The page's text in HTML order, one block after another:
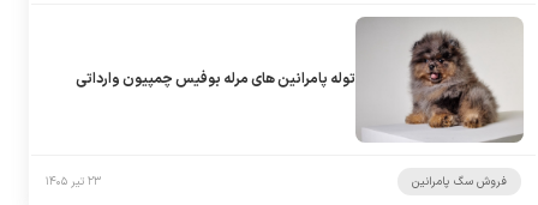
توله پامرانین های مرله بوفیس چمپیون وارداتی
فروش سگ پامرانین ۲۳ تیر ۱۴۰۵